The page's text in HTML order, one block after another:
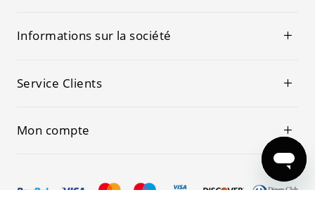
Informations sur la société
Service Clients
Mon compte